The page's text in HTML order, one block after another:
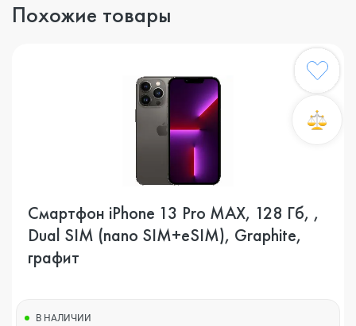
Похожие товары
Смартфон iPhone 13 Pro MAX, 128 Гб, ,
Dual SIM (nano SIM+eSIM), Graphite,
графит
В НАЛИЧИИ